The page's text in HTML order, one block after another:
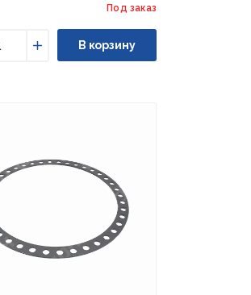
Под заказ
Увеличить
В корзину